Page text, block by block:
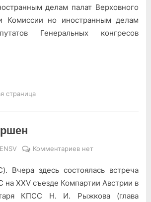
советских
парламентариев
делам палат Верховного
но иностранным делам
Генеральных конгресов
страница
By
ENSV Комментариевк
Визит
завершен
нет
Вчера здесь состоялась встреча
XXV съезде Компартии Австрии в
КПСС Н. И. Рыжкова (глава